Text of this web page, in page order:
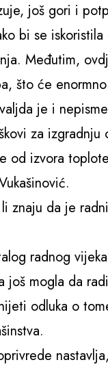
još gori i
bi se
Međutim,
što će
je i
za
od izvora
znaju da je
radnog
još mogla da
odluka o